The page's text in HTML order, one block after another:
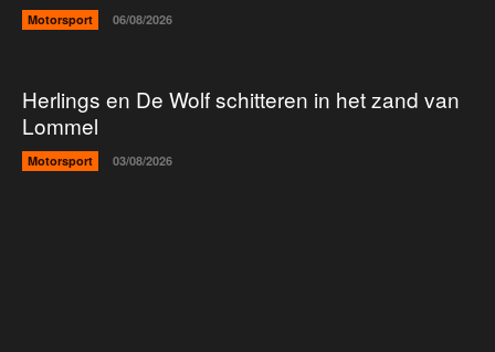
Motorsport 06/08/2026
Herlings en De Wolf schitteren in het zand van
Lommel
Motorsport 03/08/2026